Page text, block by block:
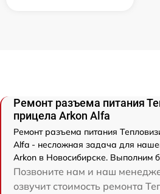
Ремонт разъема питания
прицела Arkon Alfa
Ремонт разъема питания
Alfa - несложная задача для
Arkon в Новосибирске. Выполним
Позвоните нам и наш
озвучит стоимость ремонта